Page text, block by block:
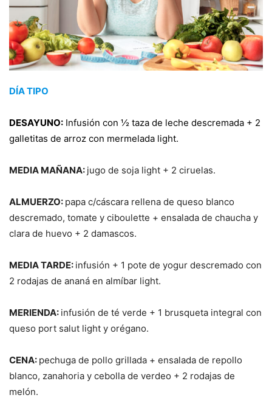
DÍA TIPO
DESAYUNO: Infusión con ½ taza de leche descremada + 2
galletitas de arroz con mermelada light.
MEDIA MAÑANA: jugo de soja light + 2 ciruelas.
ALMUERZO: papa c/cáscara rellena de queso blanco
descremado, tomate y ciboulette + ensalada de chaucha y
clara de huevo + 2 damascos.
MEDIA TARDE: infusión + 1 pote de yogur descremado con
2 rodajas de ananá en almíbar light.
MERIENDA: infusión de té verde + 1 brusqueta integral con
queso port salut light y orégano.
CENA: pechuga de pollo grillada + ensalada de repollo
blanco, zanahoria y cebolla de verdeo + 2 rodajas de
melón.